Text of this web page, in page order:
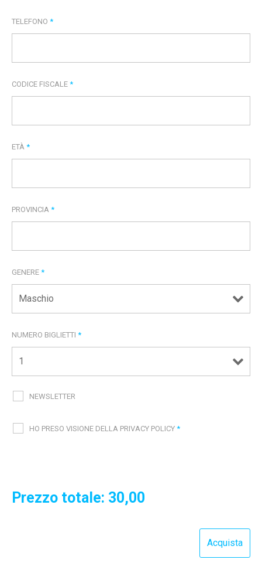
TELEFONO *
CODICE FISCALE *
ETÀ *
PROVINCIA *
GENERE *
NUMERO BIGLIETTI *
NEWSLETTER
HO PRESO VISIONE DELLA PRIVACY POLICY *
Prezzo totale: 30,00